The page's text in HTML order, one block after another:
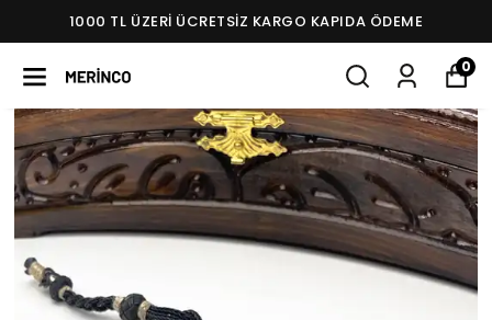
1000 TL ÜZERI ÜCRETSIZ KARGO KAPIDA ÖDEME
0